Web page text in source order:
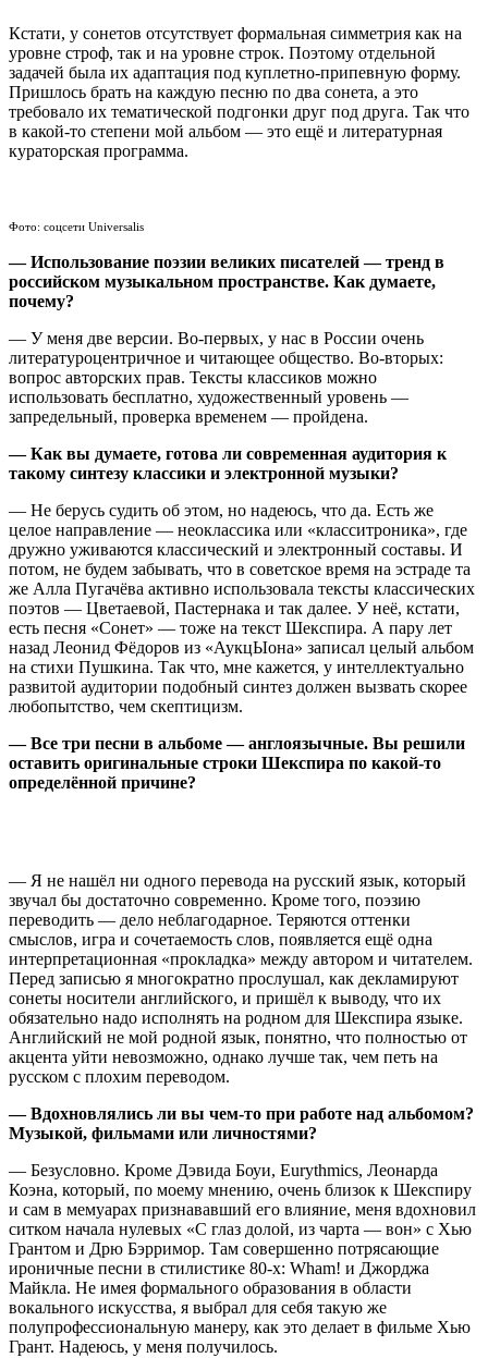
Кстати, у сонетов отсутствует формальная симметрия как на
уровне строф, так и на уровне строк. Поэтому отдельной
задачей была их адаптация под куплетно-припевную форму.
Пришлось брать на каждую песню по два сонета, а это
требовало их тематической подгонки друг под друга. Так что
в какой-то степени мой альбом — это ещё и литературная
кураторская программа.
Фото: соцсети Universalis
— Использование поэзии великих писателей — тренд в
российском музыкальном пространстве. Как думаете,
почему?
— У меня две версии. Во-первых, у нас в России очень
литературоцентричное и читающее общество. Во-вторых:
вопрос авторских прав. Тексты классиков можно
использовать бесплатно, художественный уровень —
запредельный, проверка временем — пройдена.
— Как вы думаете, готова ли современная аудитория к
такому синтезу классики и электронной музыки?
— Не берусь судить об этом, но надеюсь, что да. Есть же
целое направление — неоклассика или «класситроника», где
дружно уживаются классический и электронный составы. И
потом, не будем забывать, что в советское время на эстраде та
же Алла Пугачёва активно использовала тексты классических
поэтов — Цветаевой, Пастернака и так далее. У неё, кстати,
есть песня «Сонет» — тоже на текст Шекспира. А пару лет
назад Леонид Фёдоров из «АукцЫона» записал целый альбом
на стихи Пушкина. Так что, мне кажется, у интеллектуально
развитой аудитории подобный синтез должен вызвать скорее
любопытство, чем скептицизм.
— Все три песни в альбоме — англоязычные. Вы решили
оставить оригинальные строки Шекспира по какой-то
определённой причине?
— Я не нашёл ни одного перевода на русский язык, который
звучал бы достаточно современно. Кроме того, поэзию
переводить — дело неблагодарное. Теряются оттенки
смыслов, игра и сочетаемость слов, появляется ещё одна
интерпретационная «прокладка» между автором и читателем.
Перед записью я многократно прослушал, как декламируют
сонеты носители английского, и пришёл к выводу, что их
обязательно надо исполнять на родном для Шекспира языке.
Английский не мой родной язык, понятно, что полностью от
акцента уйти невозможно, однако лучше так, чем петь на
русском с плохим переводом.
— Вдохновлялись ли вы чем-то при работе над альбомом?
Музыкой, фильмами или личностями?
— Безусловно. Кроме Дэвида Боуи, Eurythmics, Леонарда
Коэна, который, по моему мнению, очень близок к Шекспиру
и сам в мемуарах признававший его влияние, меня вдохновил
ситком начала нулевых «С глаз долой, из чарта — вон» с Хью
Грантом и Дрю Бэрримор. Там совершенно потрясающие
ироничные песни в стилистике 80-х: Wham! и Джорджа
Майкла. Не имея формального образования в области
вокального искусства, я выбрал для себя такую же
полупрофессиональную манеру, как это делает в фильме Хью
Грант. Надеюсь, у меня получилось.